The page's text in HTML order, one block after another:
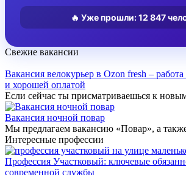
🔥 Уже прошли:12 847
Свежие вакансии
Вакансия велокурьер в Ozon fresh –
и хорошей оплатой
Если сейчас ты присматриваешься к
Вакансия ночной повар
Мы предлагаем вакансию «Повар», а
Интересные профессии
Профессия Участковый: ключевые
современной службы